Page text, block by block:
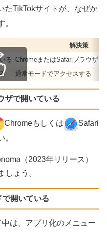
たTikTokサイトが、なぜか
。
解決策
る ChromeまたはSafariブラウザで
通常モードでアクセスする
ザで開いている
Chromeもしくは
Safari
。
（2023年リリース）
しょう。
開いている
は、アプリ化のメニュー